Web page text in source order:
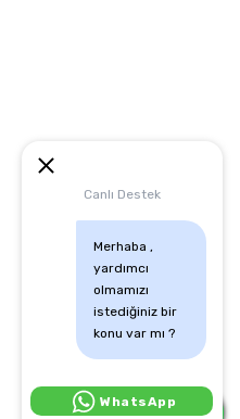
Canlı Destek
Merhaba ,
yardımcı
olmamızı
istediğiniz bir
konu var mı ?
Canlı Destek İçin Tıkla:
WhatsApp